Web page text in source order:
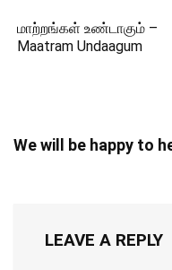
மாற்றங்கள் உண்டாகும் –
Maatram Undaagum
We will be happy to
LEAVE A REPLY